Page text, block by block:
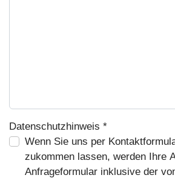
Datenschutzhinweis *
Datenschutzhinweis
Wenn Sie uns per
zukommen lassen, werden Ihre
Anfrageformular inklusive der